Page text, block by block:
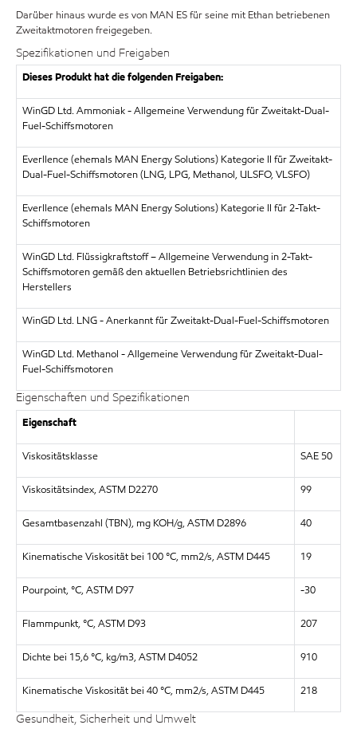
Darüber hinaus wurde es von MAN ES für seine mit Ethan betriebenen
Zweitaktmotoren freigegeben.
Spezifikationen und Freigaben
Dieses Produkt hat die folgenden Freigaben:
WinGD Ltd. Ammoniak - Allgemeine Verwendung für Zweitakt-Dual-
Fuel-Schiffsmotoren
Everllence (ehemals MAN Energy Solutions) Kategorie II für Zweitakt-
Dual-Fuel-Schiffsmotoren (LNG, LPG, Methanol, ULSFO, VLSFO)
Everllence (ehemals MAN Energy Solutions) Kategorie II für 2-Takt-
Schiffsmotoren
WinGD Ltd. Flüssigkraftstoff – Allgemeine Verwendung in 2-Takt-
Schiffsmotoren gemäß den aktuellen Betriebsrichtlinien des
Herstellers
WinGD Ltd. LNG - Anerkannt für Zweitakt-Dual-Fuel-Schiffsmotoren
WinGD Ltd. Methanol - Allgemeine Verwendung für Zweitakt-Dual-
Fuel-Schiffsmotoren
Eigenschaften und Spezifikationen
Eigenschaft
Viskositätsklasse SAE 50
Viskositätsindex, ASTM D2270 99
Gesamtbasenzahl (TBN), mg KOH/g, ASTM D2896 40
Kinematische Viskosität bei 100 °C, mm2/s, ASTM D445 19
Pourpoint, °C, ASTM D97 -30
Flammpunkt, °C, ASTM D93 207
Dichte bei 15,6 °C, kg/m3, ASTM D4052 910
Kinematische Viskosität bei 40 °C, mm2/s, ASTM D445 218
Gesundheit, Sicherheit und Umwelt